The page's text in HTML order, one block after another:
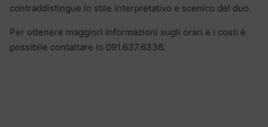
contraddistingue lo stile interpretativo e scenico del duo.
Per ottenere maggiori informazioni sugli orari e i costi è
possibile contattare lo 091.637.6336.